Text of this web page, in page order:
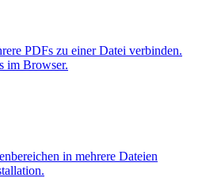
PDFs zu einer Datei verbinden.
im Browser.
in mehrere Dateien